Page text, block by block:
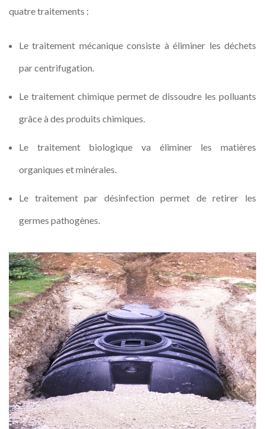
quatre traitements :
Le traitement mécanique consiste à éliminer les déchets
par centrifugation.
Le traitement chimique permet de dissoudre les polluants
grâce à des produits chimiques.
Le traitement biologique va éliminer les matières
organiques et minérales.
Le traitement par désinfection permet de retirer les
germes pathogènes.